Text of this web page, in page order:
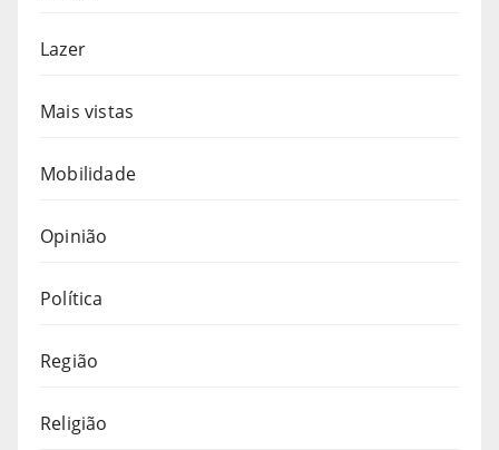
Lazer
Mais vistas
Mobilidade
Opinião
Política
Região
Religião